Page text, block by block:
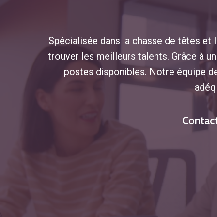
Spécialisée dans la chasse de têtes
trouver les meilleurs talents. Grâce à
postes disponibles. Notre équipe